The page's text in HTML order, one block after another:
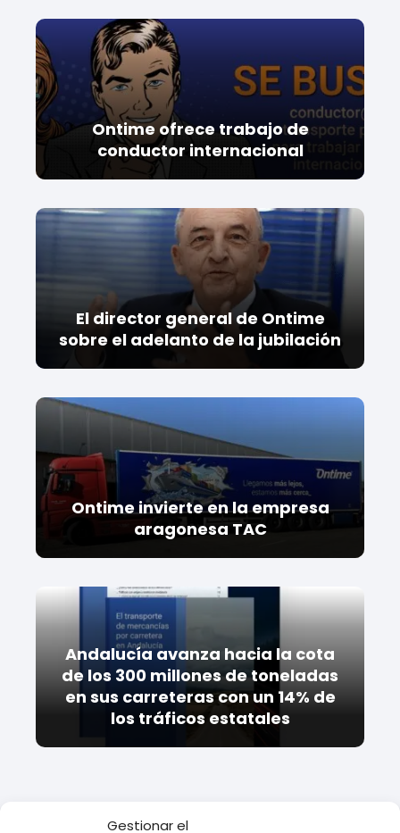
Gestionar el
Ontime ofrece trabajo de
conductor internacional
El director general de Ontime
sobre el adelanto de la jubilación
Ontime invierte en la empresa
aragonesa TAC
Andalucía avanza hacia la cota
de los 300 millones de toneladas
en sus carreteras con un 14% de
los tráficos estatales